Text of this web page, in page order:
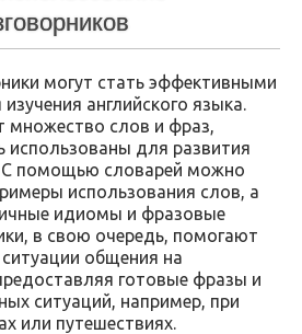
могут стать эффективными
английского языка.
множество слов и фраз,
использованы для развития
С помощью словарей можно
использования слов, а
идиомы и фразовые
в свою очередь, помогают
общения на
готовые фразы и
ситуаций, например, при
или путешествиях.